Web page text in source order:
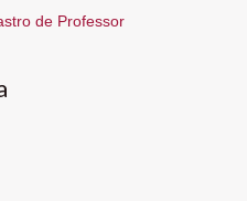
de Professor